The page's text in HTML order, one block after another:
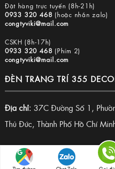
Đặt hàng trực tuyến (8h-21h)
0933 320 468 (hoặc nhắn zalo)
congtyviki@mail.com
CSKH (8h-17h)
0933 320 468 (Phím 2)
congtyviki@mail.com
ĐÈN TRANG TRÍ 355
Địa chỉ: 37C Đường Số 1,
Thủ Đức, Thành Phố Hồ Chí
Copyright 2026 ©